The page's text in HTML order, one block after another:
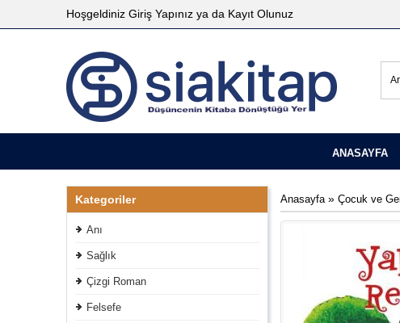
Hoşgeldiniz Giriş Yapınız ya da Kayıt Olunuz
ANASAYFA
Kategoriler
Anı
Sağlık
Çizgi Roman
Felsefe
Anasayfa » Çocuk ve